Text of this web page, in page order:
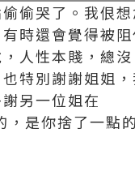
偷哭了。我佷想
時還會覺得被阻
人性本賤，總沒
特別謝謝姐姐，
另一位姐在
，是你捨了一點的